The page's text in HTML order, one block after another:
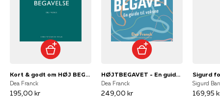
Kort & godt om HØJ BEGAVELSE
Dea Franck
195,00 kr
HØJTBEGAVET - En guide til voksne
Dea Franck
249,00 kr
Sigurd
169,95